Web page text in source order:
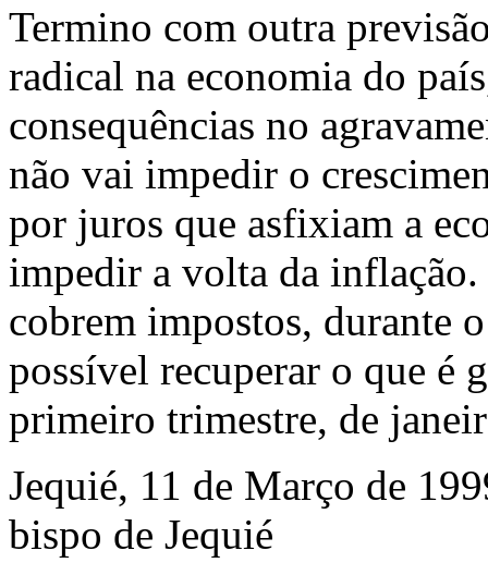
Termino com outra
radical na economia do
consequências no
não vai impedir o
por juros que asfixiam a
impedir a volta da inflação.
cobrem impostos, durante
possível recuperar o que é
primeiro trimestre, de
Jequié, 11 de Março de
bispo de Jequié